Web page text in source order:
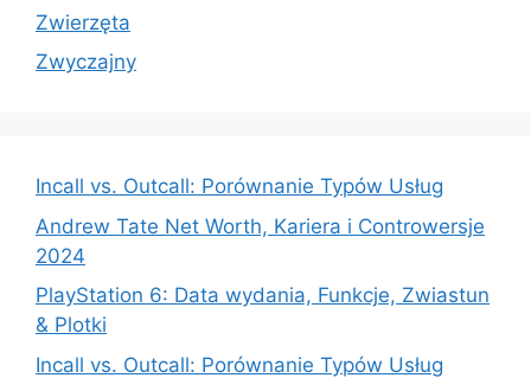
Zwierzęta
Zwyczajny
Incall vs. Outcall: Porównanie Typów Usług
Andrew Tate Net Worth, Kariera i Controwersje
2024
PlayStation 6: Data wydania, Funkcje, Zwiastun
& Plotki
Incall vs. Outcall: Porównanie Typów Usług